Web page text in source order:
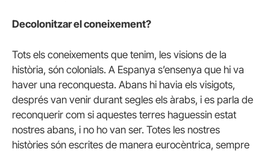
Decolonitzar el coneixement?
Tots els coneixements que tenim, les visions de la
història, són colonials. A Espanya s’ensenya que hi va
haver una reconquesta. Abans hi havia els visigots,
després van venir durant segles els àrabs, i es parla de
reconquerir com si aquestes terres haguessin estat
nostres abans, i no ho van ser. Totes les nostres
històries són escrites de manera eurocèntrica, sempre